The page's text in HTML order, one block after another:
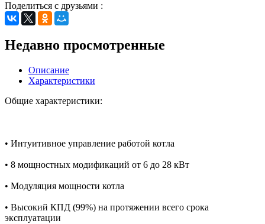
Поделиться с друзьями :
Недавно просмотренные
Описание
Характеристики
Общие характеристики:
• Интуитивное управление работой котла
• 8 мощностных модификаций от 6 до 28 кВт
• Модуляция мощности котла
• Высокий КПД (99%) на протяжении всего срока
эксплуатации